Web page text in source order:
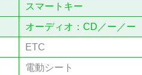
スマートキー
オーディオ：CD／ー／ー
ETC
電動シート